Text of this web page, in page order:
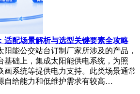
适配场景解析与选型关键要素全攻略
阳能公交站台订制厂家所涉及的产品，
基础上，集成太阳能供电系统，为照
画系统等提供电力支持。此类场景通常
自给能力和低维护需求有较高…